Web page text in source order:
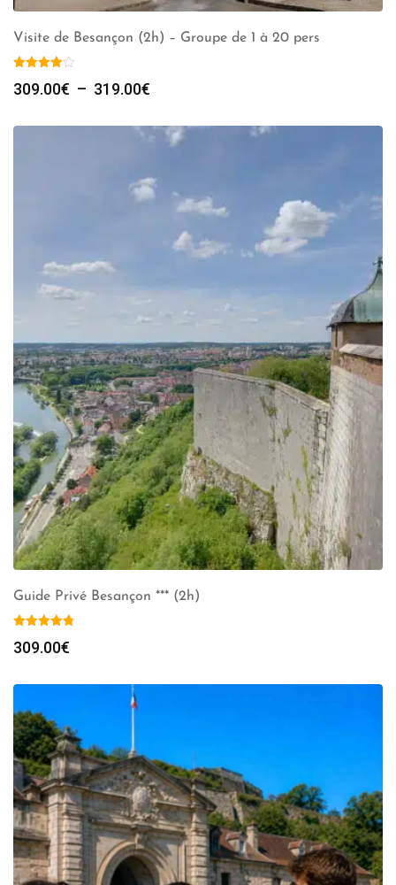
Visite de Besançon (2h) – Groupe de 1 à 20 pers
309.00€ – 319.00€
prix :
309.00€
319.00€
Guide Privé Besançon *** (2h)
309.00€